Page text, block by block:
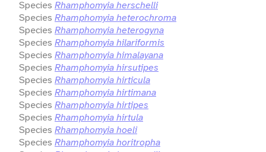
Species Rhamphomyia herschelli
Species Rhamphomyia heterochroma
Species Rhamphomyia heterogyna
Species Rhamphomyia hilariformis
Species Rhamphomyia himalayana
Species Rhamphomyia hirsutipes
Species Rhamphomyia hirticula
Species Rhamphomyia hirtimana
Species Rhamphomyia hirtipes
Species Rhamphomyia hirtula
Species Rhamphomyia hoeli
Species Rhamphomyia horitropha